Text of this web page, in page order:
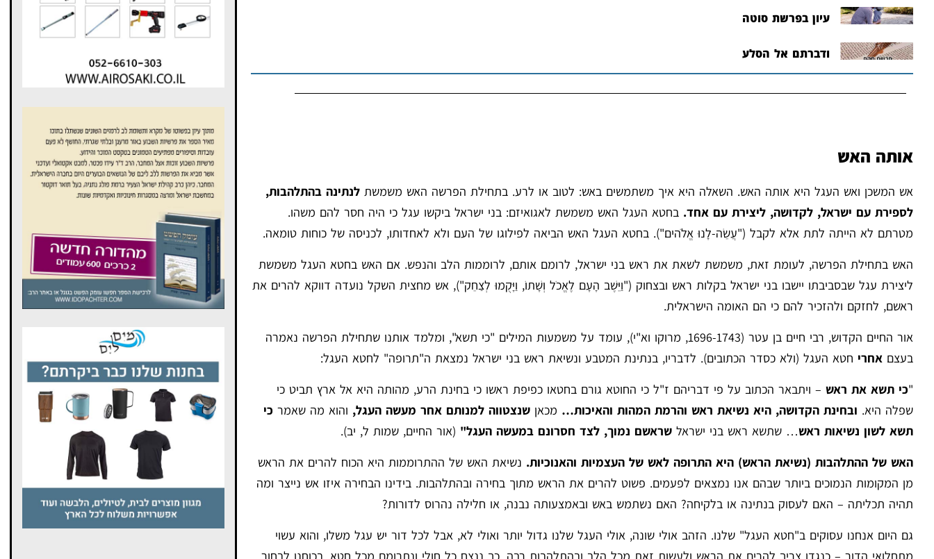
עיון בפרשת סוטה
ודברתם אל הסלע
אותה האש
אש המשכן ואש העגל היא אותה האש. השאלה היא איך משתמשים באש: לטוב או לרע. בתחילת הפרשה האש משמשת לנתינה בהתלהבות,
לספירת עם ישראל, לקדושה, ליצירת עם אחד. בחטא העגל האש משמשת לאגואיזם: בני ישראל ביקשו עגל כי היה חסר להם משהו.
מטרתם לא הייתה לתת אלא לקבל ("עֲשֵׂה-לָנוּ אֱלֹהים"). בחטא העגל האש הביאה לפילוגו של העם ולא לאחדותו, לכניסה של כוחות טומאה.
האש בתחילת הפרשה, לעומת זאת, משמשת לשאת את ראש בני ישראל, לרומם אותם, לרוממות הלב והנפש. אם האש בחטא העגל משמשת
ליצירת עגל שבסביבתו יישבו בני ישראל בקלות ראש ובצחוק ("וַיֵּשֶׁב הָעָם לֶאֱכֹל וְשָׁתוֹ, וַיָּקֻמוּ לְצַחֵק"), אש מחצית השקל נועדה דווקא להרים את
ראשם, לחזקם ולהזכיר להם כי הם האומה הישראלית.
אור החיים הקדוש, רבי חיים בן עטר (1696-1743, מרוקו וא"י), עומד על משמעות המילים "כי תשא", ומלמד אותנו שתחילת הפרשה נאמרה
בעצם אחרי חטא העגל (ולא כסדר הכתובים). לדבריו, בנתינת המטבע ונשיאת ראש בני ישראל נמצאת ה"תרופה" לחטא העגל:
"כי תשא את ראש – ויתבאר הכתוב על פי דבריהם ז"ל כי החוטא גורם בחטאו כפיפת ראשו כי בחינת הרע, מהותה היא אל ארץ תביט כי
שפלה היא. ובחינת הקדושה, היא נשיאת ראש והרמת המהות והאיכות… מכאן שנצטווה למנותם אחר מעשה העגל, והוא מה שאמר כי
תשא לשון נשיאות ראש… שתשא ראש בני ישראל שראשם נמוך, לצד חסרונם במעשה העגל" (אור החיים, שמות ל, יב).
האש של ההתלהבות (נשיאת הראש) היא התרופה לאש של העצמיות והאנוכיות. נשיאת האש של ההתרוממות היא הכוח להרים את הראש
מן המקומות הנמוכים ביותר שבהם אנו נמצאים לפעמים. פשוט להרים את הראש מתוך בחירה ובהתלהבות. בידינו הבחירה איזו אש נייצר ומה
תהיה תכליתה – האם לעסוק בנתינה או בלקיחה? האם נשתמש באש ובאמצעותה נבנה, או חלילה נהרוס לדורות?
גם היום אנחנו עסוקים ב"חטא העגל" שלנו. הזהב אולי שונה, אולי העגל שלנו גדול יותר ואולי לא, אבל לכל דור יש עגל משלו, והוא עשוי
מתחלואי הדור – כנגדו צריך להרים את הראש ולעשות זאת מכל הלב ובהתלהבות רבה. כך ננצח כל חולי ונתרומם מכל חטא. בכוחנו לבחור